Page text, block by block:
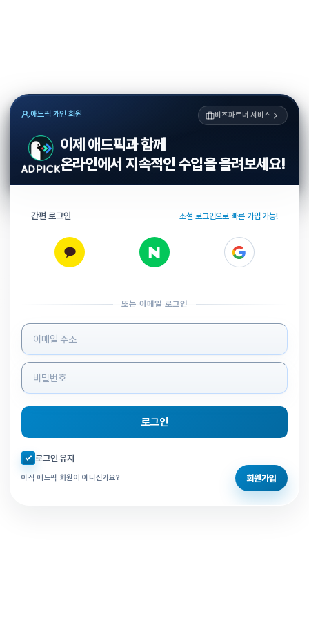
애드픽 개인 회원 비즈파트너 서비스
이제 애드픽과 함께
온라인에서 지속적인 수입을 올려보세요!
간편 로그인 소셜 로그인으로 빠른 가입 가능!
또는 이메일 로그인
로그인 정보 입력
로그인
자동로그인 체크
로그인 유지
아직 애드픽 회원이 아니신가요? 회원가입